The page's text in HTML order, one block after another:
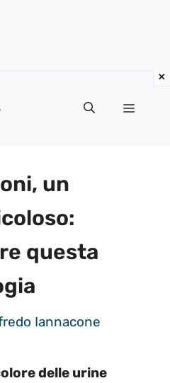
Menu
un
questa
Iannacone
delle urine